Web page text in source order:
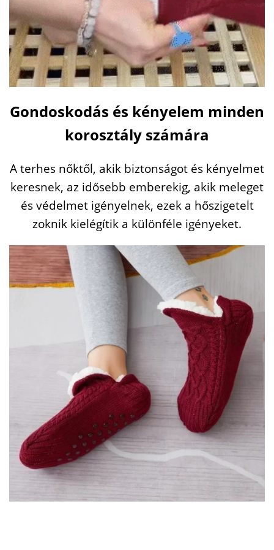
Gondoskodás és kényelem minden
korosztály számára
A terhes nőktől, akik biztonságot és kényelmet
keresnek, az idősebb emberekig, akik meleget
és védelmet igényelnek, ezek a hőszigetelt
zoknik kielégítik a különféle igényeket.